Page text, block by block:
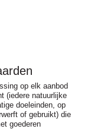
op elk aanbod
(iedere natuurlijke
doeleinden, op
of gebruikt) die
goederen